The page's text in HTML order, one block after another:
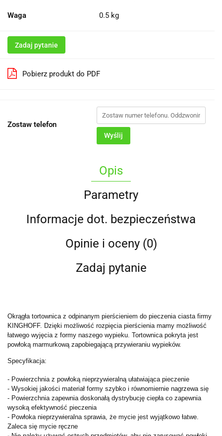
Waga 0.5 kg
Zadaj pytanie
Pobierz produkt do PDF
Zostaw telefon
Wyślij
Opis
Parametry
Informacje dot. bezpieczeństwa
Opinie i oceny (0)
Zadaj pytanie
Okrągła tortownica z odpinanym pierścieniem do pieczenia ciasta firmy
KINGHOFF. Dzięki możliwość rozpięcia pierścienia mamy możliwość
łatwego wyjęcia z formy naszego wypieku. Tortownica pokryta jest
powłoką marmurkową zapobiegającą przywieraniu wypieków.
Specyfikacja:
- Powierzchnia z powłoką nieprzywieralną ułatwiająca pieczenie
- Wysokiej jakości materiał formy szybko i równomiernie nagrzewa się
- Powierzchnia zapewnia doskonałą dystrybucję ciepła co zapewnia
wysoką efektywność pieczenia
- Powłoka nieprzywieralna sprawia, że mycie jest wyjątkowo łatwe.
Zaleca się mycie ręczne